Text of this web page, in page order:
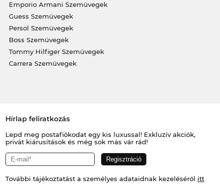
Emporio Armani Szemüvegek
Guess Szemüvegek
Persol Szemüvegek
Boss Szemüvegek
Tommy Hilfiger Szemüvegek
Carrera Szemüvegek
Hírlap feliratkozás
Lepd meg postafiókodat egy kis luxussal! Exkluzív akciók,
privát kiárusítások és még sok más vár rád!
További tájékoztatást a személyes adataidnak kezeléséről itt